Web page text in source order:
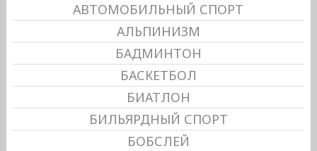
АВТОМОБИЛЬНЫЙ СПОРТ
АЛЬПИНИЗМ
БАДМИНТОН
БАСКЕТБОЛ
БИАТЛОН
БИЛЬЯРДНЫЙ СПОРТ
БОБСЛЕЙ